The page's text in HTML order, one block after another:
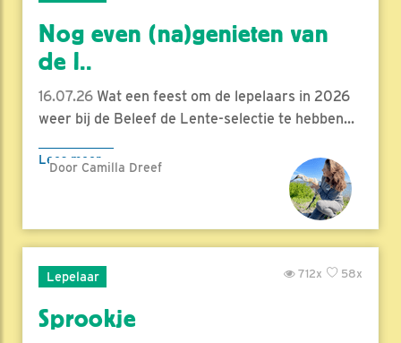
Nog even (na)genieten van
de l..
16.07.26 Wat een feest om de lepelaars in 2026
weer bij de Beleef de Lente-selectie te hebben...
Lees meer
Door Camilla Dreef
Lepelaar 58x
712x
Sprookje